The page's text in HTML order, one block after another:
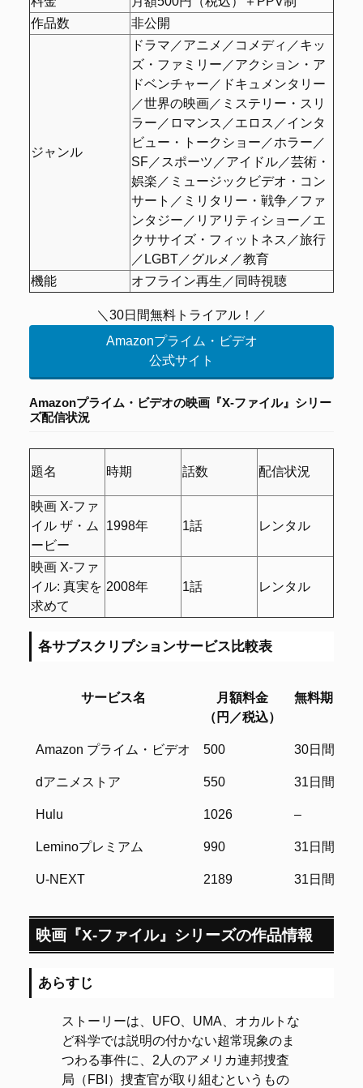
作品数
非公開
ジャンル
ドラマ／アニメ／コメディ／キッ
ズ・ファミリー／アクション・ア
ドベンチャー／ドキュメンタリー
／世界の映画／ミステリー・スリ
ラー／ロマンス／エロス／インタ
ビュー・トークショー／ホラー／
SF／スポーツ／アイドル／芸術・
娯楽／ミュージックビデオ・コン
サート／ミリタリー・戦争／ファ
ンタジー／リアリティショー／エ
クササイズ・フィットネス／旅行
／LGBT／グルメ／教育
機能
オフライン再生／同時視聴
＼30日間無料トライアル！／
Amazonプライム・ビデオ
公式サイト
Amazonプライム・ビデオの映画『X-ファイル』シリー
ズ配信状況
題名 時期 話数 配信状況
映画 X-ファ
イル ザ・ム
ービー
1998年 1話 レンタル
映画 X-ファ
イル: 真実を
求めて
2008年 1話 レンタル
各サブスクリプションサービス比較表
サービス名
月額料金
（円／税込）
無料期間
サービス名
月額料金
無料期間
Amazon プライム・ビデオ 500 30日間
dアニメストア 550 31日間
Hulu 1026 –
Leminoプレミアム 990 31日間
U-NEXT 2189 31日間
映画『X-ファイル』シリーズの作品情報
あらすじ
ストーリーは、UFO、UMA、オカルトな
ど科学では説明の付かない超常現象のま
つわる事件に、2人のアメリカ連邦捜査
局（FBI）捜査官が取り組むというもの